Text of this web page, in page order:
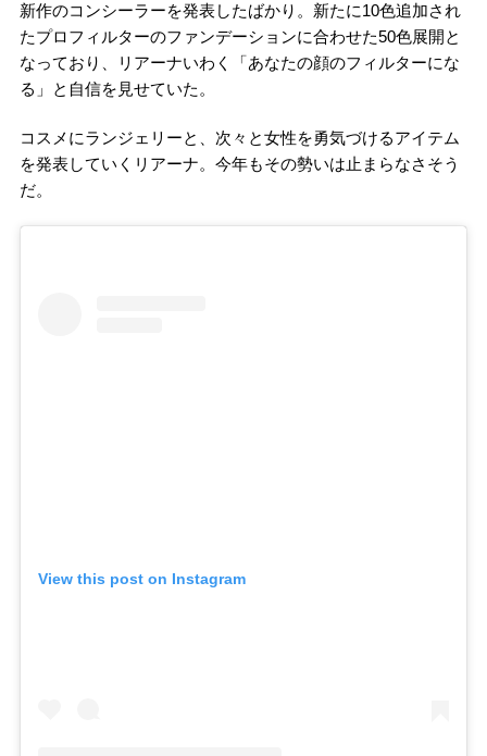
新作のコンシーラーを発表したばかり。新たに10色追加され
たプロフィルターのファンデーションに合わせた50色展開と
なっており、リアーナいわく「あなたの顔のフィルターにな
る」と自信を見せていた。
コスメにランジェリーと、次々と女性を勇気づけるアイテム
を発表していくリアーナ。今年もその勢いは止まらなさそう
だ。
View this post on Instagram